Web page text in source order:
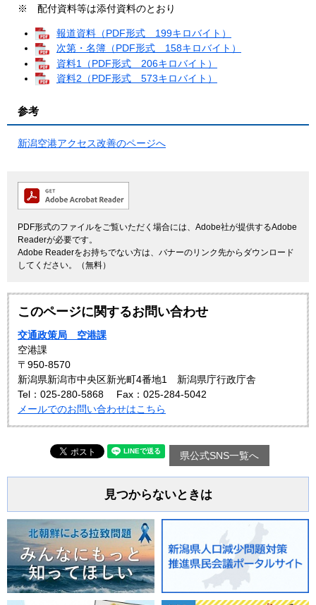
※ 配付資料等は添付資料のとおり
報道資料（PDF形式 199キロバイト）
次第・名簿（PDF形式 158キロバイト）
資料1（PDF形式 206キロバイト）
資料2（PDF形式 573キロバイト）
参考
新潟空港アクセス改善のページへ
PDF形式のファイルをご覧いただく場合には、Adobe社が提供するAdobe
Readerが必要です。
Adobe Readerをお持ちでない方は、バナーのリンク先からダウンロード
してください。（無料）
このページに関するお問い合わせ
交通政策局 空港課
空港課
〒950-8570
新潟県新潟市中央区新光町4番地1 新潟県庁行政庁舎
Tel：025-280-5868
Fax：025-284-5042
メールでのお問い合わせはこちら
県公式SNS一覧へ
見つからないときは